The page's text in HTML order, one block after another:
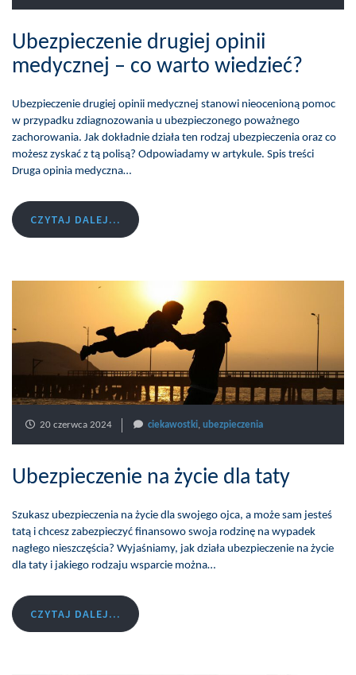
Ubezpieczenie drugiej opinii
medycznej – co warto wiedzieć?
Ubezpieczenie drugiej opinii medycznej stanowi nieocenioną pomoc
w przypadku zdiagnozowania u ubezpieczonego poważnego
zachorowania. Jak dokładnie działa ten rodzaj ubezpieczenia oraz co
możesz zyskać z tą polisą? Odpowiadamy w artykule. Spis treści
Druga opinia medyczna…
CZYTAJ DALEJ...
20 czerwca 2024 ciekawostki, ubezpieczenia
Ubezpieczenie na życie dla taty
Szukasz ubezpieczenia na życie dla swojego ojca, a może sam jesteś
tatą i chcesz zabezpieczyć finansowo swoja rodzinę na wypadek
nagłego nieszczęścia? Wyjaśniamy, jak działa ubezpieczenie na życie
dla taty i jakiego rodzaju wsparcie można…
CZYTAJ DALEJ...